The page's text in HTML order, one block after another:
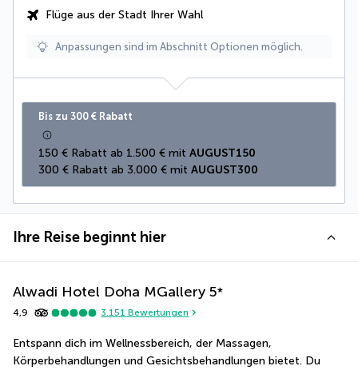
Flüge aus der Stadt Ihrer Wahl
Anpassungen sind im Abschnitt Optionen möglich.
Bis zu 300 € Rabatt
150 € Rabatt ab 1.500 € mit AUGUST150
300 € Rabatt ab 3.000 € mit AUGUST300
Ihre Reise beginnt hier
Alwadi Hotel Doha MGallery 5*
4,9 3.151 Bewertungen
Entspann dich im Wellnessbereich, der Massagen,
Körperbehandlungen und Gesichtsbehandlungen bietet. Du